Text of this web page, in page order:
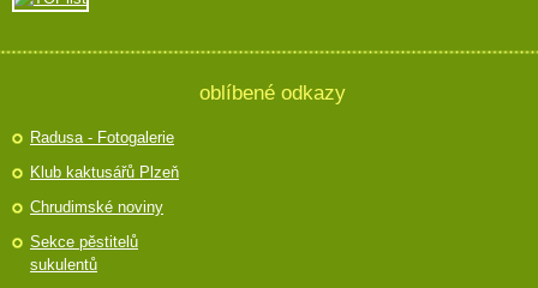
oblíbené odkazy
Radusa - Fotogalerie
Klub kaktusářů Plzeň
Chrudimské noviny
Sekce pěstitelů
sukulentů